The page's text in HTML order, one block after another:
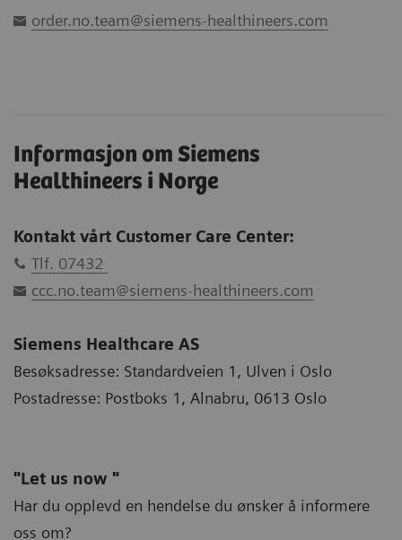
order.no.team@siemens-healthineers.com
Informasjon om Siemens
Healthineers i Norge
Kontakt vårt Customer Care Center:
Tlf. 07432
ccc.no.team@siemens-healthineers.com
Siemens Healthcare AS
Besøksadresse: Standardveien 1, Ulven i Oslo
Postadresse: Postboks 1, Alnabru, 0613 Oslo
"Let us now "
Har du opplevd en hendelse du ønsker å informere
oss om?